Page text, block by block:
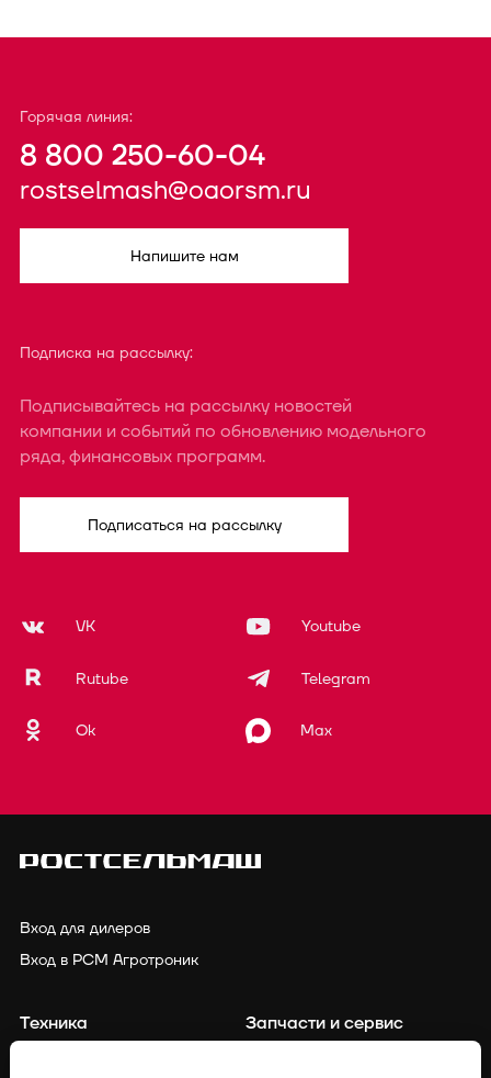
Горячая линия:
8 800 250-60-04
rostselmash@oaorsm.ru
Напишите нам
Подписка на рассылку:
Подписывайтесь на рассылку новостей
компании и событий по обновлению модельного
ряда, финансовых программ.
Подписаться на рассылку
VK Youtube
Rutube Telegram
Ok Max
Вход для дилеров
Вход в РСМ Агротроник
Техника
Запчасти и сервис